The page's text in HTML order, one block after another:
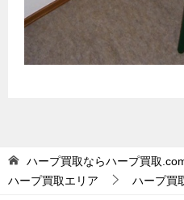
ハープ買取ならハープ買取
ハープ買取エリア
ハープ買